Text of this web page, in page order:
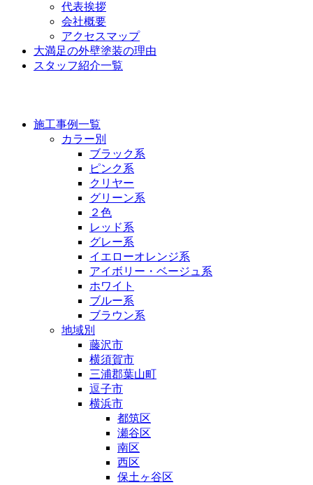
代表挨拶
会社概要
アクセスマップ
大満足の外壁塗装の理由
スタッフ紹介一覧
施工事例一覧
カラー別
ブラック系
ピンク系
クリヤー
グリーン系
２色
レッド系
グレー系
イエローオレンジ系
アイボリー・ベージュ系
ホワイト
ブルー系
ブラウン系
地域別
藤沢市
横須賀市
三浦郡葉山町
逗子市
横浜市
都筑区
瀬谷区
南区
西区
保土ヶ谷区